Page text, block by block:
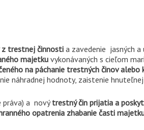
z trestnej činnostia zavedenie jasných a
majetku vykonávaných s cieľom
na páchanie trestných činov
náhradnej hodnoty, zaistenie hnuteľnej
práva) a novýtrestný čin prijatia a
opatrenia zhabanie časti